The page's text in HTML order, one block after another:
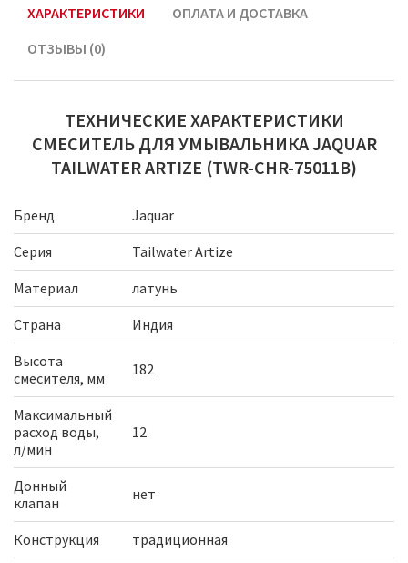
ХАРАКТЕРИСТИКИ
ОПЛАТА И ДОСТАВКА
ОТЗЫВЫ (0)
ТЕХНИЧЕСКИЕ ХАРАКТЕРИСТИКИ
СМЕСИТЕЛЬ ДЛЯ УМЫВАЛЬНИКА JAQUAR
TAILWATER ARTIZE (TWR-CHR-75011B)
Бренд
Jaquar
Серия
Tailwater Artize
Материал
латунь
Страна
Индия
Высота
смесителя, мм
182
Максимальный
расход воды,
л/мин
12
Донный
клапан
нет
Конструкция
традиционная